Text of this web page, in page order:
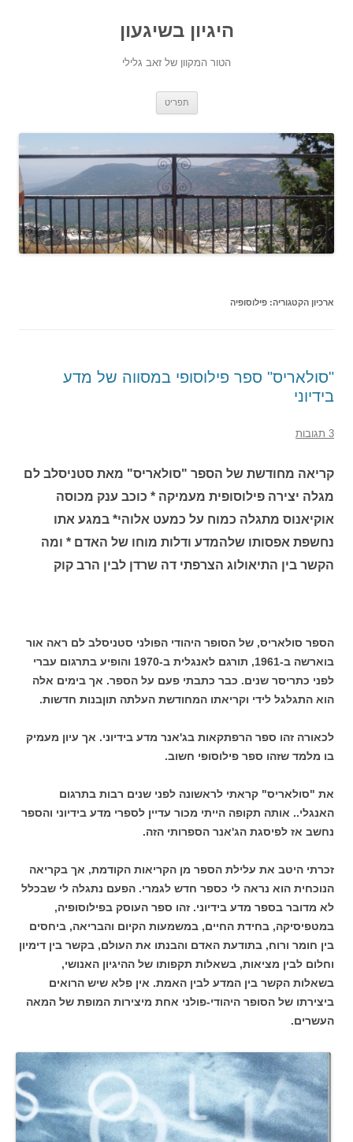
היגיון בשיגעון
הטור המקוון של זאב גלילי
תפריט
ארכיון הקטגוריה: פילוסופיה
"סולאריס" ספר פילוסופי במסווה של מדע
בידיוני
3 תגובות
קריאה מחודשת של הספר "סולאריס" מאת סטניסלב לם
מגלה יצירה פילוסופית מעמיקה * כוכב ענק מכוסה
אוקיאנוס מתגלה כמוח על כמעט אלוהי* במגע אתו
נחשפת אפסותו שלהמדע ודלות מוחו של האדם * ומה
הקשר בין התיאולוג הצרפתי דה שרדן לבין הרב קוק
הספר סולאריס, של הסופר היהודי הפולני סטניסלב לם ראה אור
בוארשה ב-1961, תורגם לאנגלית ב-1970 והופיע בתרגום עברי
לפני כתריסר שנים. כבר כתבתי פעם על הספר. אך בימים אלה
הוא התגלגל לידי וקריאתו המחודשת העלתה תוןבנות חדשות.
לכאורה זהו ספר הרפתקאות בג'אנר מדע בידיוני. אך עיון מעמיק
בו מלמד שזהו ספר פילוסופי חשוב.
את "סולאריס" קראתי לראשונה לפני שנים רבות בתרגום
האנגלי.. אותה תקופה הייתי מכור עדיין לספרי מדע בידיוני והספר
נחשב אז לפיסגת הג'אנר הספרותי הזה.
זכרתי היטב את עלילת הספר מן הקריאות הקודמת, אך בקריאה
הנוכחית הוא נראה לי כספר חדש לגמרי. הפעם נתגלה לי שבכלל
לא מדובר בספר מדע בידיוני. זהו ספר העוסק בפילוסופיה,
במטפיסיקה, בחידת החיים, במשמעות הקיום והבריאה, ביחסים
בין חומר ורוח, בתודעת האדם והבנתו את העולם, בקשר בין דימיון
וחלום לבין מציאות, בשאלות תקפותו של ההיגיון האנושי,
בשאלות הקשר בין המדע לבין האמת. אין פלא שיש הרואים
ביצירתו של הסופר היהודי-פולני אחת מיצירות המופת של המאה
העשרים.